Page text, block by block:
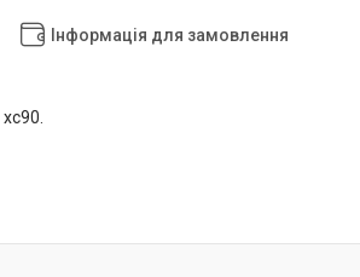
Інформація для замовлення
xc90.